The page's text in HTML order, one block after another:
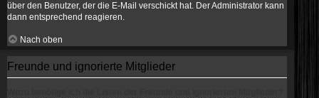
über den Benutzer, der die E-Mail verschickt hat. Der Administrator kann
dann entsprechend reagieren.
Nach oben
Freunde und ignorierte Mitglieder